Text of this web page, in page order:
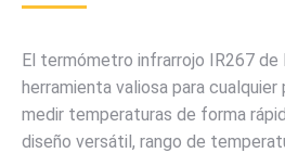
El termómetro infrarrojo IR267 de
herramienta valiosa para
medir temperaturas de forma
diseño versátil, rango de